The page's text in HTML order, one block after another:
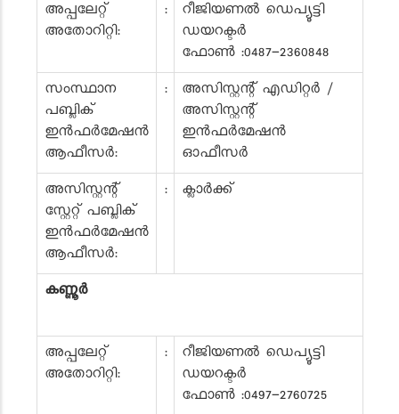
അപ്പലേറ്റ്
അതോറിറ്റി:
:
റീജിയണൽ ഡെപ്യൂട്ടി
ഡയറക്ടർ
ഫോൺ :0487-2360848
സംസ്ഥാന
പബ്ലിക്
ഇൻഫർമേഷൻ
ആഫീസർ:
:
അസിസ്റ്റന്റ് എഡിറ്റർ /
അസിസ്റ്റന്റ്
ഇൻഫർമേഷൻ
ഓഫീസർ
അസിസ്റ്റന്റ്
സ്റ്റേറ്റ് പബ്ലിക്
ഇൻഫർമേഷൻ
ആഫീസർ:
: ക്ലാർക്ക്
കണ്ണൂർ
അപ്പലേറ്റ്
അതോറിറ്റി:
:
റീജിയണൽ ഡെപ്യൂട്ടി
ഡയറക്ടർ
ഫോൺ :0497-2760725